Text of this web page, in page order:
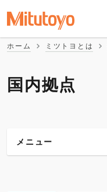
ホーム ミツトヨとは
国内拠点
メニュー